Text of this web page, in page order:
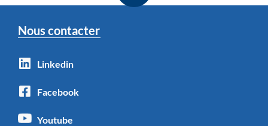
Nous contacter
Linkedin
Facebook
Youtube